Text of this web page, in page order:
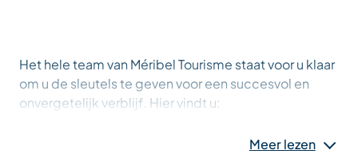
Het hele team van Méribel Tourisme staat voor u klaar
om u de sleutels te geven voor een succesvol en
onvergetelijk verblijf. Hier vindt u:
- "Favorieten van deze week": een gedetailleerd
Meer lezen